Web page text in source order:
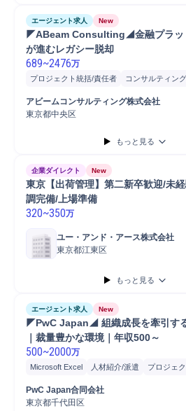
エージェント求人 New
◤ABeam Consulting◢金融プラッ
が進むレガシー脱却
689~2476万
プロジェクト統括/責任者 コンサルティン
システム開発
アビームコンサルティング株式会社
東京都中央区
もっと見る
企業ダイレクト New
東京【出荷管理】第二新卒歓迎/未
調完備/上場準備
320~350万
ユー・アンド・アース株式会社
東京都江東区
もっと見る
エージェント求人 New
◤PwC Japan◢ 組織成長を牽引す
｜裁量豊かな環境｜年収500～
500~2000万
Microsoft Excel 人材紹介/派遣 プロジェ
マネジメント
パートナー
ブランディング
PwC Japan合同会社
東京都千代田区